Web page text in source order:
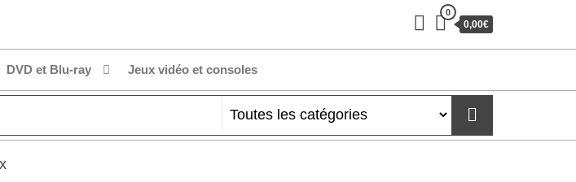
0
0,00€
DVD et Blu-ray Jeux vidéo et consoles